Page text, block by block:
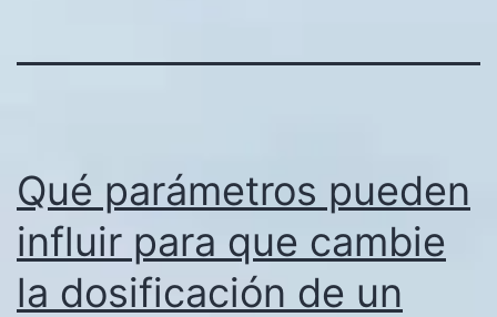
Qué parámetros pueden
influir para que cambie
la dosificación de un